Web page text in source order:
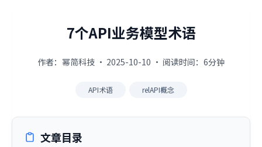
7个API业务模型术语
作者：幂简科技 · 2025-10-10 · 阅读时间：6分钟
API术语 relAPI概念
文章目录